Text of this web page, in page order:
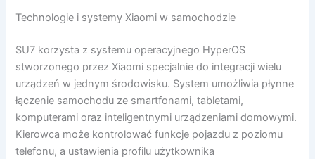
Technologie i systemy Xiaomi w samochodzie
SU7 korzysta z systemu operacyjnego HyperOS
stworzonego przez Xiaomi specjalnie do integracji wielu
urządzeń w jednym środowisku. System umożliwia płynne
łączenie samochodu ze smartfonami, tabletami,
komputerami oraz inteligentnymi urządzeniami domowymi.
Kierowca może kontrolować funkcje pojazdu z poziomu
telefonu, a ustawienia profilu użytkownika